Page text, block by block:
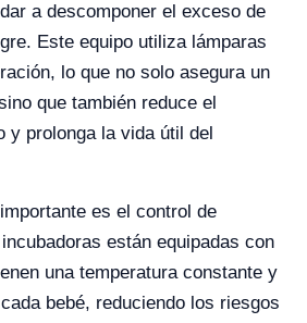
a descomponer el exceso de
Este equipo utiliza lámparas
lo que no solo asegura un
que también reduce el
y prolonga la vida útil del
es el control de
están equipadas con
una temperatura constante y
bebé, reduciendo los riesgos